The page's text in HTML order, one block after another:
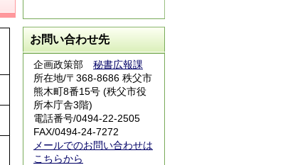
お問い合わせ先
企画政策部 秘書広報課
所在地/〒368-8686 秩父市
熊木町8番15号 (秩父市役
所本庁舎3階)
電話番号/0494-22-2505
FAX/0494-24-7272
メールでのお問い合わせは
こちらから